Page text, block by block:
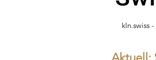
kln.swiss